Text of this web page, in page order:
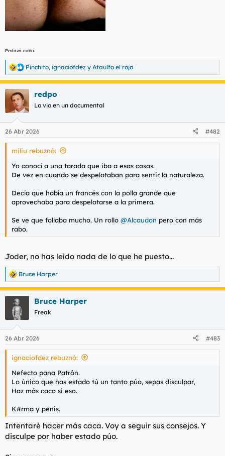
Pedazo coño.
R
e
a
c
c
i
e
s
Pinchito, ignaciofdez y Ataulfo el rojo
redpo
Lo vio en un documental
26 Abr 2026 #482
miliu rebuznó:
Yo conocí a una tarada que iba a esas cosas.
De vez en cuando se despelotaban para sentir la naturaleza.
Decía que había un francés con la polla grande que
aprovechaba para despelotarse a la primera.
Se ve que follaba mucho. Un rollo @Alcaudon pero con más
rabo.
Joder, no has leído nada de lo que he puesto...
R
e
a
e
s
Bruce Harper
Bruce Harper
Freak
26 Abr 2026 #483
ignaciofdez rebuznó:
Nefecto pana Patrón.
Lo único que has estado tú un tanto púo, sepas disculpar,
Haz más caca si eso.
K#rma y penis.
Intentaré hacer más caca. Voy a seguir sus consejos. Y
disculpe por haber estado púo.